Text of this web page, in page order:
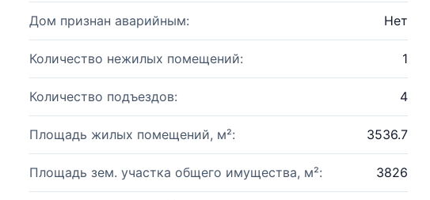
Дом признан аварийным: Нет
Количество нежилых помещений: 1
Количество подъездов: 4
Площадь жилых помещений, м²: 3536.7
Площадь зем. участка общего имущества, м²: 3826